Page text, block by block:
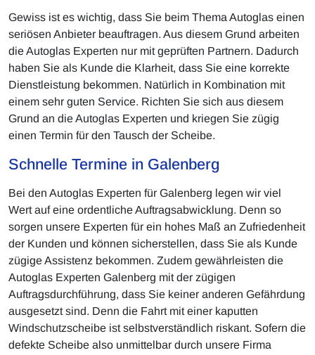
Gewiss ist es wichtig, dass Sie beim Thema Autoglas einen
seriösen Anbieter beauftragen. Aus diesem Grund arbeiten
die Autoglas Experten nur mit geprüften Partnern. Dadurch
haben Sie als Kunde die Klarheit, dass Sie eine korrekte
Dienstleistung bekommen. Natürlich in Kombination mit
einem sehr guten Service. Richten Sie sich aus diesem
Grund an die Autoglas Experten und kriegen Sie zügig
einen Termin für den Tausch der Scheibe.
Schnelle Termine in Galenberg
Bei den Autoglas Experten für Galenberg legen wir viel
Wert auf eine ordentliche Auftragsabwicklung. Denn so
sorgen unsere Experten für ein hohes Maß an Zufriedenheit
der Kunden und können sicherstellen, dass Sie als Kunde
zügige Assistenz bekommen. Zudem gewährleisten die
Autoglas Experten Galenberg mit der zügigen
Auftragsdurchführung, dass Sie keiner anderen Gefährdung
ausgesetzt sind. Denn die Fahrt mit einer kaputten
Windschutzscheibe ist selbstverständlich riskant. Sofern die
defekte Scheibe also unmittelbar durch unsere Firma